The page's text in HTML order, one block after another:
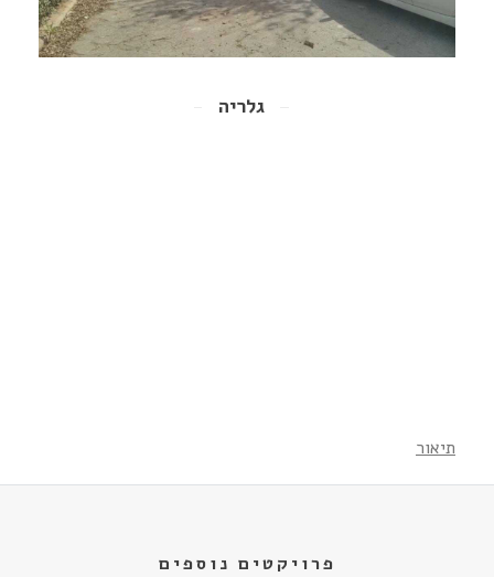
גלריה
תיאור
פרויקטים נוספים